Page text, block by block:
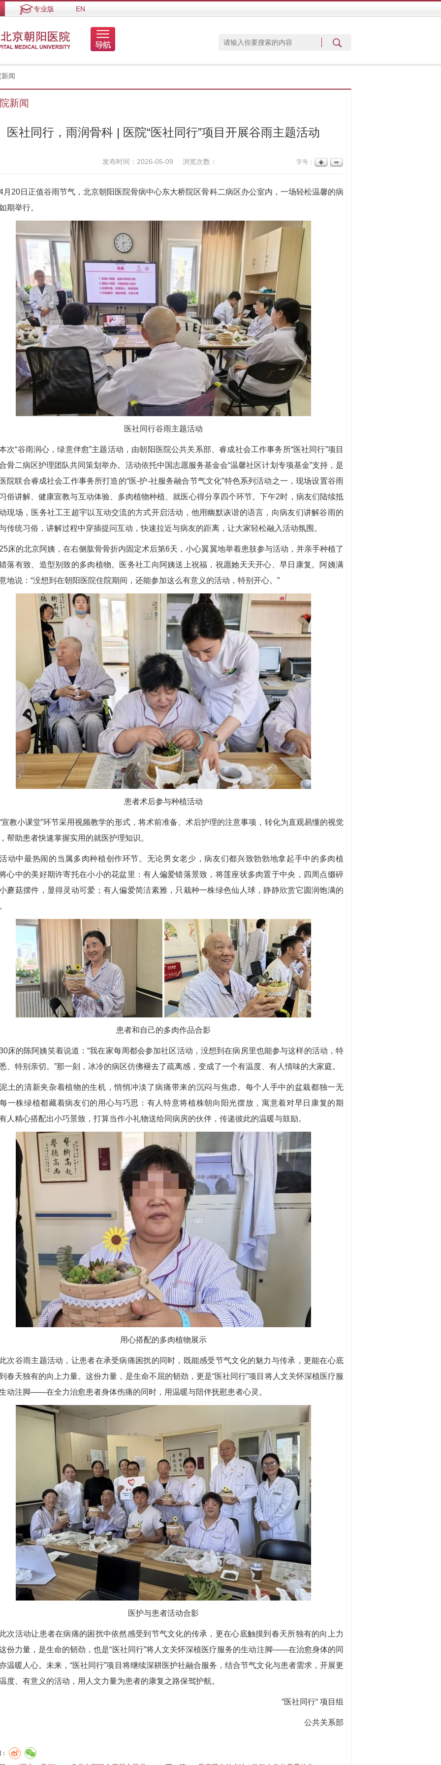
专业版 EN
闻
新闻
医社同行，雨润骨科 | 医院“医社同行”项目开展谷雨主题活动
发布时间：2026-05-09 浏览次数： 字号：
日正值谷雨节气，北京朝阳医院骨病中心东大桥院区骨科二病区办公室内，一场轻松温馨的病
期举行。
医社同行谷雨主题活动
谷雨润心，绿意伴愈”主题活动，由朝阳医院公共关系部、睿成社会工作事务所“医社同行”项目
骨二病区护理团队共同策划举办。活动依托中国志愿服务基金会“温馨社区计划专项基金”支持，是
院联合睿成社会工作事务所打造的“医-护-社服务融合节气文化”特色系列活动之一，现场设置谷雨
俗讲解、健康宣教与互动体验、多肉植物种植、就医心得分享四个环节。下午2时，病友们陆续抵
现场，医务社工王超宇以互动交流的方式开启活动，他用幽默诙谐的语言，向病友们讲解谷雨的
传统习俗，讲解过程中穿插提问互动，快速拉近与病友的距离，让大家轻松融入活动氛围。
北京阿姨，在右侧肱骨骨折内固定术后第6天，小心翼翼地举着患肢参与活动，并亲手种植了
落有致、造型别致的多肉植物。医务社工向阿姨送上祝福，祝愿她天天开心、早日康复。阿姨满
地说：“没想到在朝阳医院住院期间，还能参加这么有意义的活动，特别开心。”
患者术后参与种植活动
小课堂”环节采用视频教学的形式，将术前准备、术后护理的注意事项，转化为直观易懂的视觉
帮助患者快速掌握实用的就医护理知识。
最热闹的当属多肉种植创作环节。无论男女老少，病友们都兴致勃勃地拿起手中的多肉植
心中的美好期许寄托在小小的花盆里：有人偏爱错落景致，将莲座状多肉置于中央，四周点缀碎
蘑菇摆件，显得灵动可爱；有人偏爱简洁素雅，只栽种一株绿色仙人球，静静欣赏它圆润饱满的
患者和自己的多肉作品合影
陈阿姨笑着说道：“我在家每周都会参加社区活动，没想到在病房里也能参与这样的活动，特
、特别亲切。”那一刻，冰冷的病区仿佛褪去了疏离感，变成了一个有温度、有人情味的大家庭。
清新夹杂着植物的生机，悄悄冲淡了病痛带来的沉闷与焦虑。每个人手中的盆栽都独一无
一株绿植都藏着病友们的用心与巧思：有人特意将植株朝向阳光摆放，寓意着对早日康复的期
人精心搭配出小巧景致，打算当作小礼物送给同病房的伙伴，传递彼此的温暖与鼓励。
用心搭配的多肉植物展示
雨主题活动，让患者在承受病痛困扰的同时，既能感受节气文化的魅力与传承，更能在心底
春天独有的向上力量。这份力量，是生命不屈的韧劲，更是“医社同行”项目将人文关怀深植医疗服
动注脚——在全力治愈患者身体伤痛的同时，用温暖与陪伴抚慰患者心灵。
医护与患者活动合影
动让患者在病痛的困扰中依然感受到节气文化的传承，更在心底触摸到春天所独有的向上力
份力量，是生命的韧劲，也是“医社同行”将人文关怀深植医疗服务的生动注脚——在治愈身体的同
温暖人心。未来，“医社同行”项目将继续深耕医护社融合服务，结合节气文化与患者需求，开展更
度、有意义的活动，用人文力量为患者的康复之路保驾护航。
“医社同行“ 项目组
公共关系部